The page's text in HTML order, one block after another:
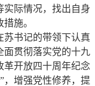
实际情况，找出自身
施。
书记的带领下认真
面贯彻落实党的十九
革开放四十周年纪念
，增强党性修养，提